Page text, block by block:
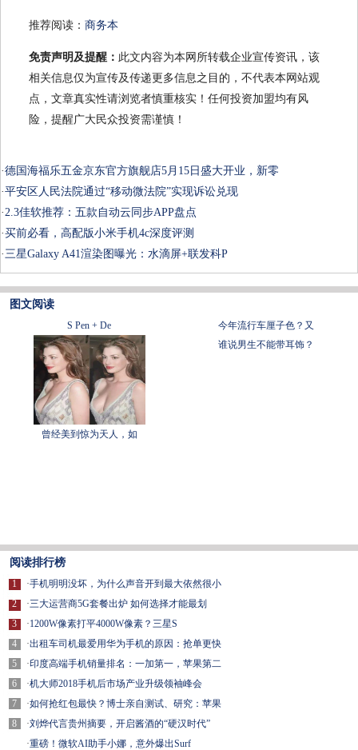
推荐阅读： 商务本
免责声明及提醒： 此文内容为本网所转载企业宣传资讯，该
相关信息仅为宣传及传递更多信息之目的，不代表本网站观
点，文章真实性请浏览者慎重核实！任何投资加盟均有风
险，提醒广大民众投资需谨慎！
·德国海福乐五金京东官方旗舰店5月15日盛大开业，新零
·平安区人民法院通过“移动微法院”实现诉讼兑现
· 2.3佳软推荐：五款自动云同步APP盘点
·买前必看，高配版小米手机4c深度评测
· 三星Galaxy A41渲染图曝光：水滴屏+联发科P
图文阅读
S Pen + De 今年流行车厘子色？又
曾经美到惊为天人，如
谁说男生不能带耳饰？
阅读排行榜
1
2
3
4
5
6
7
8
·手机明明没坏，为什么声音开到最大依然很小
·三大运营商5G套餐出炉 如何选择才能最划
·1200W像素打平4000W像素？三星S
·出租车司机最爱用华为手机的原因：抢单更快
·印度高端手机销量排名：一加第一，苹果第二
·机大师2018手机后市场产业升级领袖峰会
·如何抢红包最快？博士亲自测试、研究：苹果
·刘烨代言贵州摘要，开启酱酒的“硬汉时代”
·重磅！微软AI助手小娜，意外爆出Surf